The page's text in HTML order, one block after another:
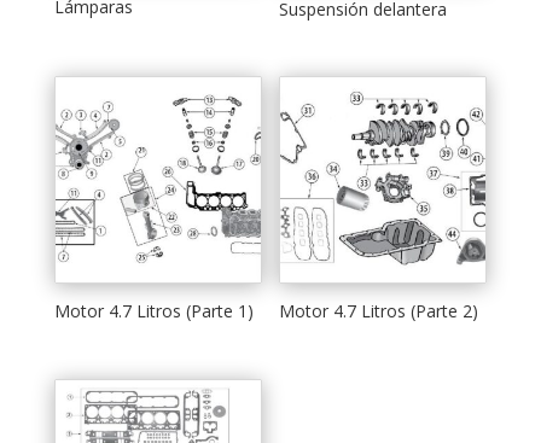
Lámparas Suspensión delantera
Motor 4.7 Litros (Parte 1) Motor 4.7 Litros (Parte 2)